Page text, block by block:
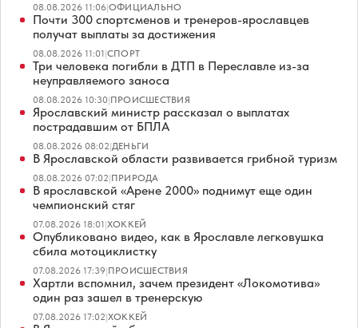
08.08.2026 11:06|ОФИЦИАЛЬНО
Почти 300 спортсменов и тренеров-ярославцев
получат выплаты за достижения
08.08.2026 11:01|СПОРТ
Три человека погибли в ДТП в Переславле из-за
неуправляемого заноса
08.08.2026 10:30|ПРОИСШЕСТВИЯ
Ярославский министр рассказал о выплатах
пострадавшим от БПЛА
08.08.2026 08:02|ДЕНЬГИ
В Ярославской области развивается грибной туризм
08.08.2026 07:02|ПРИРОДА
В ярославской «Арене 2000» поднимут еще один
чемпионский стяг
07.08.2026 18:01|ХОККЕЙ
Опубликовано видео, как в Ярославле легковушка
сбила мотоциклистку
07.08.2026 17:39|ПРОИСШЕСТВИЯ
Хартли вспомнил, зачем президент «Локомотива»
один раз зашел в тренерскую
07.08.2026 17:02|ХОККЕЙ